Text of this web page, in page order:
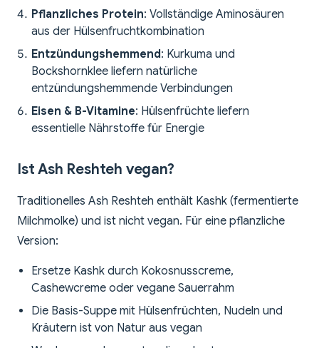
Pflanzliches Protein: Vollständige Aminosäuren
aus der Hülsenfruchtkombination
Entzündungshemmend: Kurkuma und
Bockshornklee liefern natürliche
entzündungshemmende Verbindungen
Eisen & B-Vitamine: Hülsenfrüchte liefern
essentielle Nährstoffe für Energie
Ist Ash Reshteh vegan?
Traditionelles Ash Reshteh enthält Kashk (fermentierte
Milchmolke) und ist nicht vegan. Für eine pflanzliche
Version:
Ersetze Kashk durch Kokosnusscreme,
Cashewcreme oder vegane Sauerrahm
Die Basis-Suppe mit Hülsenfrüchten, Nudeln und
Kräutern ist von Natur aus vegan